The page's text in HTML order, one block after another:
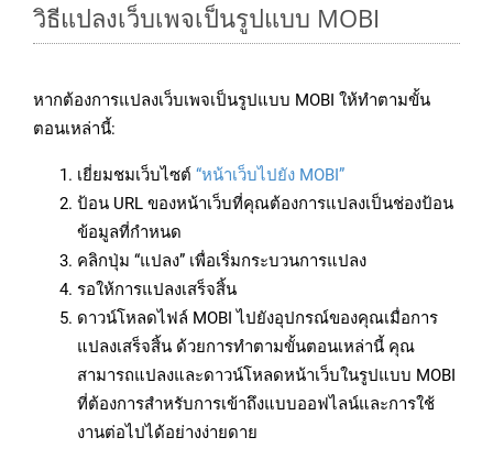
วิธีแปลงเว็บเพจเป็นรูปแบบ MOBI
หากต้องการแปลงเว็บเพจเป็นรูปแบบ MOBI ให้ทำตามขั้น
ตอนเหล่านี้:
เยี่ยมชมเว็บไซต์ “หน้าเว็บไปยัง MOBI”
ป้อน URL ของหน้าเว็บที่คุณต้องการแปลงเป็นช่องป้อน
ข้อมูลที่กำหนด
คลิกปุ่ม “แปลง” เพื่อเริ่มกระบวนการแปลง
รอให้การแปลงเสร็จสิ้น
ดาวน์โหลดไฟล์ MOBI ไปยังอุปกรณ์ของคุณเมื่อการ
แปลงเสร็จสิ้น ด้วยการทำตามขั้นตอนเหล่านี้ คุณ
สามารถแปลงและดาวน์โหลดหน้าเว็บในรูปแบบ MOBI
ที่ต้องการสำหรับการเข้าถึงแบบออฟไลน์และการใช้
งานต่อไปได้อย่างง่ายดาย